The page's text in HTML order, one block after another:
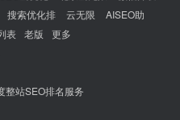
搜索优化排 云无限
AISEO助
表 老版
更多
整站SEO排名服务